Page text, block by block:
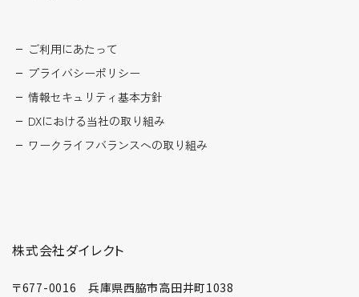
株式会社ダイレクト
〒677-0016 兵庫県西脇市高田井町1038
ご利用にあたって
プライバシーポリシー
情報セキュリティ基本方針
DXにおける当社の取り組み
ワークライフバランスへの取り組み